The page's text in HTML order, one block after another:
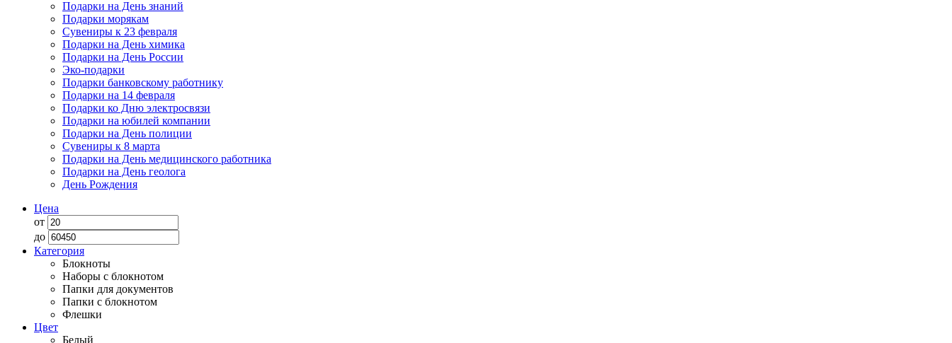
Подарки на День знаний
Подарки морякам
Сувениры к 23 февраля
Подарки на День химика
Подарки на День России
Эко-подарки
Подарки банковскому работнику
Подарки на 14 февраля
Подарки ко Дню электросвязи
Подарки на юбилей компании
Подарки на День полиции
Сувениры к 8 марта
Подарки на День медицинского работника
Подарки на День геолога
День Рождения
Цена
от
до
Категория
Блокноты
Наборы с блокнотом
Папки для документов
Папки с блокнотом
Флешки
Цвет
Белый